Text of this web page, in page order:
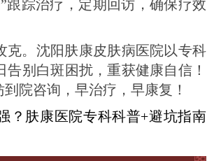
踪治疗，定期回访，确保疗效
克。沈阳肤康皮肤病医院以专科
别白斑困扰，重获健康自信！
院咨询，早治疗，早康复！
？肤康医院专科科普+避坑指南